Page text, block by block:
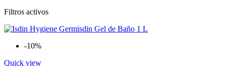
Filtros activos
-10%
Quick view